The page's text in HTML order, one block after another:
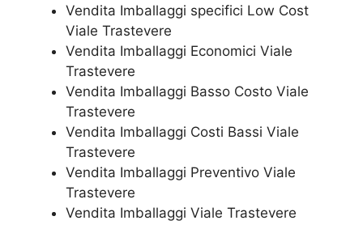
Vendita Imballaggi specifici Low Cost
Viale Trastevere
Vendita Imballaggi Economici Viale
Trastevere
Vendita Imballaggi Basso Costo Viale
Trastevere
Vendita Imballaggi Costi Bassi Viale
Trastevere
Vendita Imballaggi Preventivo Viale
Trastevere
Vendita Imballaggi Viale Trastevere